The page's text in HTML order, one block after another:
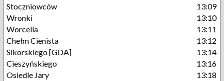
Stoczniowców
13:09
Wronki
13:10
Worcella
13:11
Chełm Cienista
13:12
Sikorskiego [GDA]
13:14
Cieszyńskiego
13:16
Osiedle Jary
13:18